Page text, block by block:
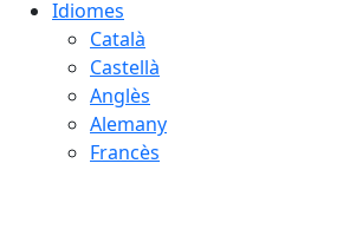
Idiomes
Català
Castellà
Anglès
Alemany
Francès